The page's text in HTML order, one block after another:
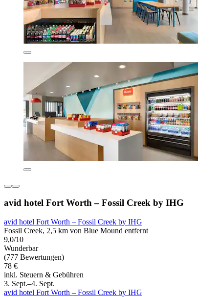
avid hotel Fort Worth – Fossil Creek by IHG
avid hotel Fort Worth – Fossil Creek by IHG
Fossil Creek, 2,5 km von Blue Mound entfernt
9,0/10
Wunderbar
(777 Bewertungen)
78 €
inkl. Steuern & Gebühren
3. Sept.–4. Sept.
avid hotel Fort Worth – Fossil Creek by IHG